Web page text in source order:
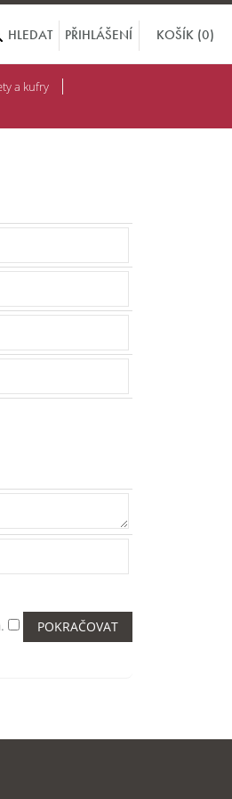
KOŠÍK (0)
PŘIHLÁŠENÍ
a kufry